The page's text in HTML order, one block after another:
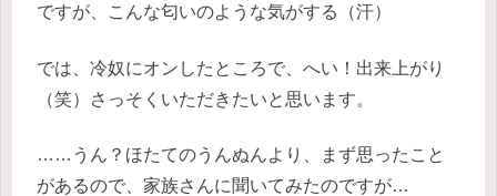
ですが、こんな匂いのような気がする（汗）
では、冷奴にオンしたところで、へい！出来上がり
（笑）さっそくいただきたいと思います。
……うん？ほたてのうんぬんより、まず思ったこと
があるので、家族さんに聞いてみたのですが…